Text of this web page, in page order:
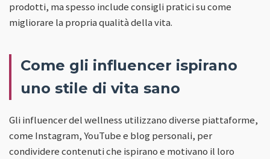
prodotti, ma spesso include consigli pratici su come
migliorare la propria qualità della vita.
Come gli influencer ispirano
uno stile di vita sano
Gli influencer del wellness utilizzano diverse piattaforme,
come Instagram, YouTube e blog personali, per
condividere contenuti che ispirano e motivano il loro